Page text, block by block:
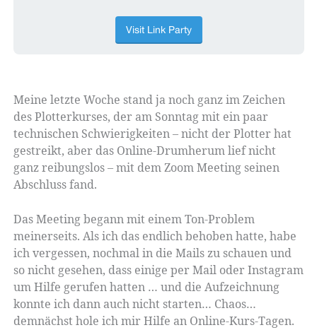
Meine letzte Woche stand ja noch ganz im Zeichen
des Plotterkurses, der am Sonntag mit ein paar
technischen Schwierigkeiten – nicht der Plotter hat
gestreikt, aber das Online-Drumherum lief nicht
ganz reibungslos – mit dem Zoom Meeting seinen
Abschluss fand.
Das Meeting begann mit einem Ton-Problem
meinerseits. Als ich das endlich behoben hatte, habe
ich vergessen, nochmal in die Mails zu schauen und
so nicht gesehen, dass einige per Mail oder Instagram
um Hilfe gerufen hatten … und die Aufzeichnung
konnte ich dann auch nicht starten… Chaos…
demnächst hole ich mir Hilfe an Online-Kurs-Tagen.